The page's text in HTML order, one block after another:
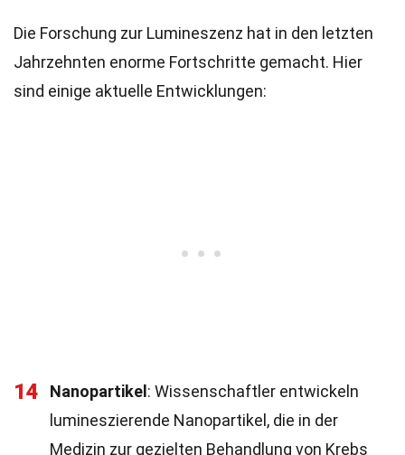
Die Forschung zur Lumineszenz hat in den letzten
Jahrzehnten enorme Fortschritte gemacht. Hier
sind einige aktuelle Entwicklungen:
14 Nanopartikel : Wissenschaftler entwickeln
lumineszierende Nanopartikel, die in der
Medizin zur gezielten Behandlung von Krebs